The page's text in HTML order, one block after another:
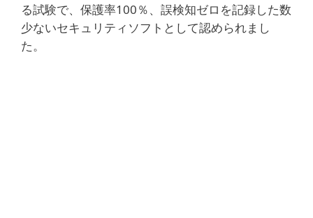
る試験で、保護率100％、誤検知ゼロを記録した数
少ないセキュリティソフトとして認められまし
た。